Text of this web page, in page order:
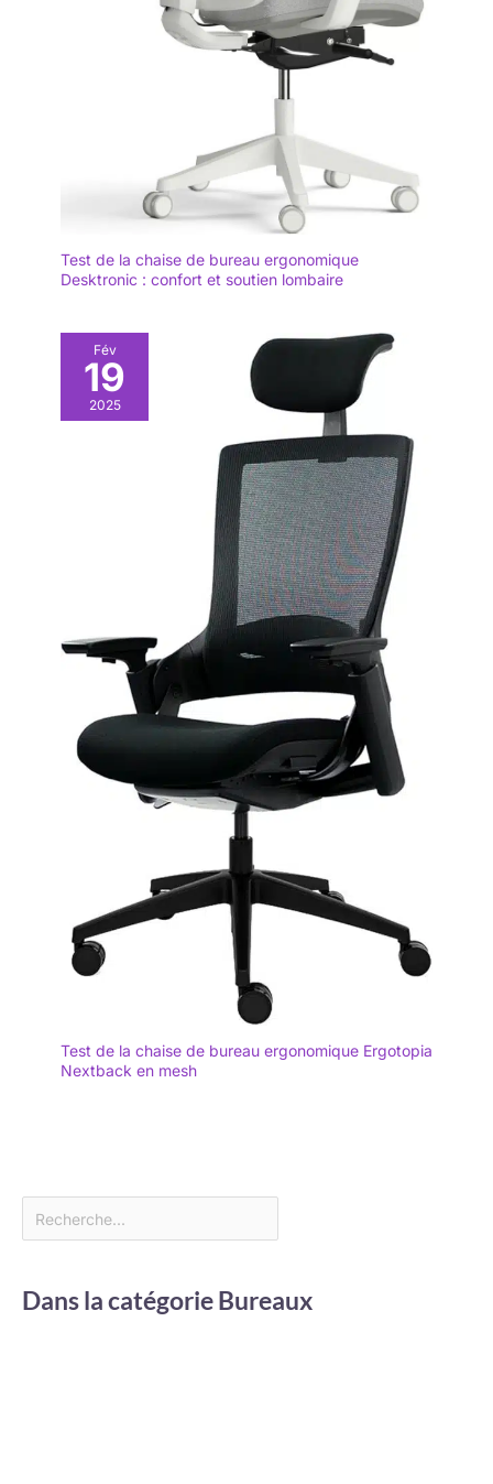
Test de la chaise de bureau ergonomique
Desktronic : confort et soutien lombaire
Fév
19
2025
Test de la chaise de bureau ergonomique Ergotopia
Nextback en mesh
Dans la catégorie Bureaux